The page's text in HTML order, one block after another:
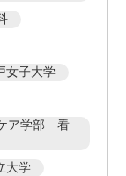
女子大学
ア学部 看
大学